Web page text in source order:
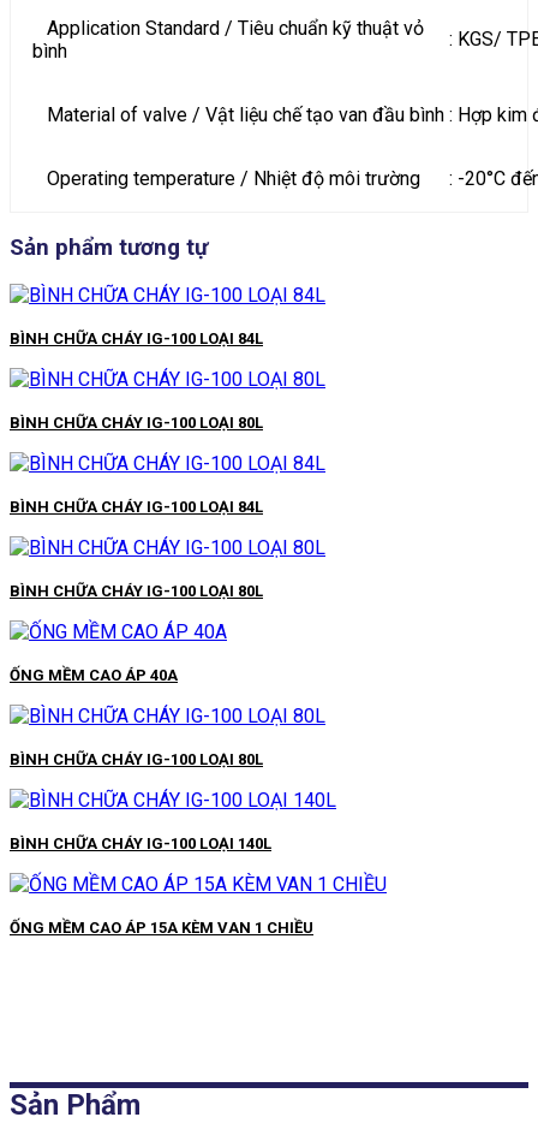
Application Standard / Tiêu chuẩn kỹ thuật vỏ
bình
: KGS/
Material of valve / Vật liệu chế tạo van đầu bình : Hợp kim
Operating temperature / Nhiệt độ môi trường : -20°C
Sản phẩm tương tự
BÌNH CHỮA CHÁY IG-100 LOẠI 84L
BÌNH CHỮA CHÁY IG-100 LOẠI 80L
BÌNH CHỮA CHÁY IG-100 LOẠI 84L
BÌNH CHỮA CHÁY IG-100 LOẠI 80L
ỐNG MỀM CAO ÁP 40A
BÌNH CHỮA CHÁY IG-100 LOẠI 80L
BÌNH CHỮA CHÁY IG-100 LOẠI 140L
ỐNG MỀM CAO ÁP 15A KÈM VAN 1 CHIỀU
Sản Phẩm